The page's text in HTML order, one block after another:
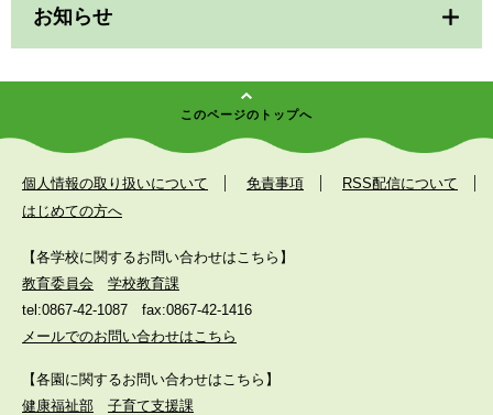
お知らせ
このページのトップへ
個人情報の取り扱いについて 免責事項
RSS配信について
はじめての方へ
【各学校に関するお問い合わせはこちら】
教育委員会
学校教育課
tel:0867-42-1087
fax:0867-42-1416
メールでのお問い合わせはこちら
【各園に関するお問い合わせはこちら】
健康福祉部
子育て支援課